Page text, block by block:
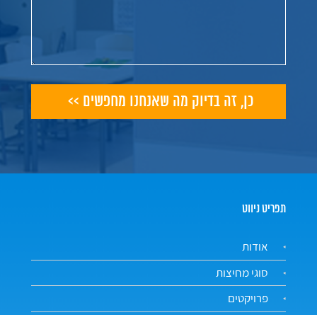
תפריט ניווט
אודות
סוגי מחיצות
פרויקטים